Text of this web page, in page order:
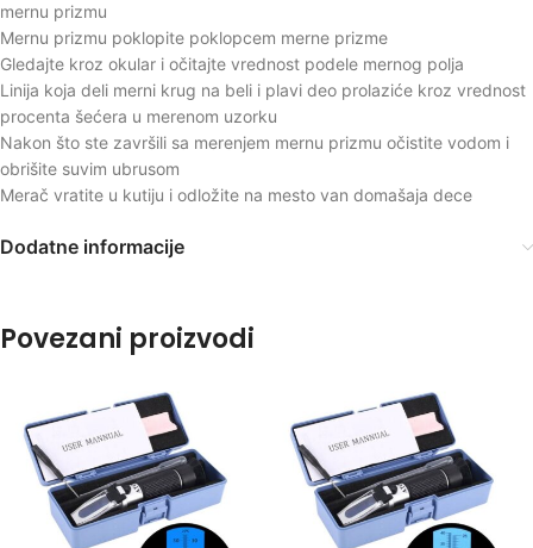
mernu prizmu
Mernu prizmu poklopite poklopcem merne prizme
Gledajte kroz okular i očitajte vrednost podele mernog polja
Linija koja deli merni krug na beli i plavi deo prolaziće kroz vrednost
procenta šećera u merenom uzorku
Nakon što ste završili sa merenjem mernu prizmu očistite vodom i
obrišite suvim ubrusom
Merač vratite u kutiju i odložite na mesto van domašaja dece
Dodatne informacije
Povezani proizvodi